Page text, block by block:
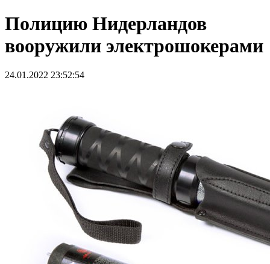
Полицию Нидерландов
вооружили электрошокерами
24.01.2022 23:52:54